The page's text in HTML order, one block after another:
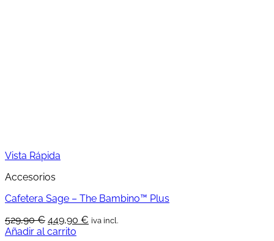
Vista Rápida
Accesorios
Cafetera Sage – The Bambino™ Plus
529,90€ El
precio
449,90 € El
iva incl.
Añadir al carrito